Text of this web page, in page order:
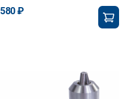
580 ₽